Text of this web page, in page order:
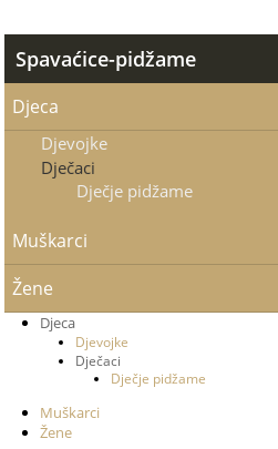
Spavaćice-pidžame
Djeca
Djevojke
Dječaci
Dječje pidžame
Muškarci
Žene
Djeca
Djevojke
Dječaci
Dječje pidžame
Muškarci
Žene